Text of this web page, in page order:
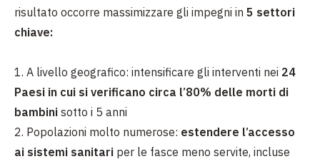
risultato occorre massimizzare gli impegni in 5 settori
chiave:
1. A livello geografico: intensificare gli interventi nei 24
Paesi in cui si verificano circa l’80% delle morti di
bambini sotto i 5 anni
2. Popolazioni molto numerose: estendere l’accesso
ai sistemi sanitari per le fasce meno servite, incluse